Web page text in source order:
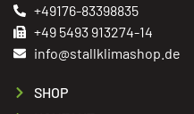
+49176-83398835
+49 5493 913274-14
info@stallklimashop.de
SHOP